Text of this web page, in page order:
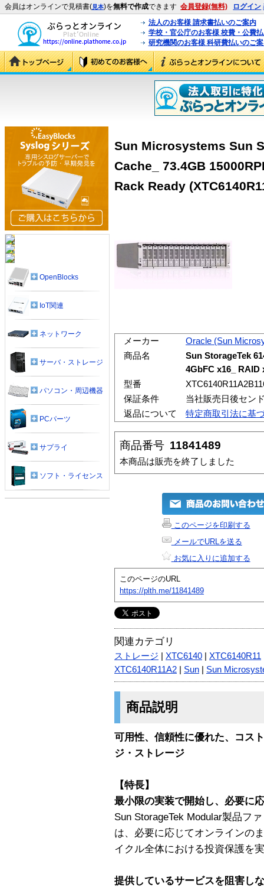
会員はオンラインで見積書(見本)を無料で作成できます 会員登録(無料) ログイン
法人のお客様 請求書払いのご案内
学校・官公庁のお客様 校費・公費
研究機関のお客様 科研費払いのご
Sun Microsystems Sun
Cache_ 73.4GB
Rack Ready
メーカー
Oracle (Sun
商品名
Sun StorageTek
4GbFC x16_ RAID
型番
保証条件
当社販売日後セン
返品について
特定商取引法に基
商品番号 11841489
本商品は販売を終了しました
このページを印刷する
メールでURLを送る
お気に入りに追加する
このページのURL
https://plth.me/11841489
関連カテゴリ
ストレージ XTC6140 XTC6140R11
XTC6140R11A2
Sun Sun
商品説明
可用性、信頼性に優れた、コス
ジ・ストレージ
【特長】
最小限の実装で開始し、必要に
Sun StorageTek Modular製品フ
は、必要に応じてオンラインの
イクル全体における投資保護を
提供しているサービスを阻害し
OpenBlocks
IoT関連
ネットワーク
サーバ・ストレージ
パソコン・周辺機器
PCパーツ
サプライ
ソフト・ライセンス